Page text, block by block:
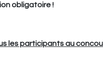
obligatoire !
les participants au